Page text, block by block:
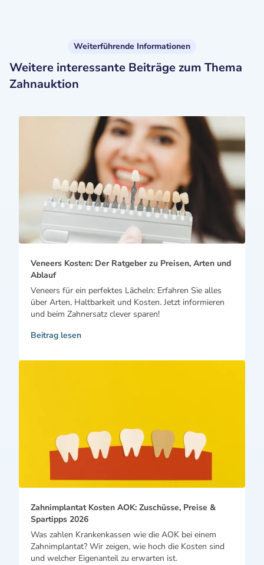
Weiterführende Informationen
Weitere interessante Beiträge zum Thema
Zahnauktion
Veneers Kosten: Der Ratgeber zu Preisen, Arten und
Ablauf
Veneers für ein perfektes Lächeln: Erfahren Sie alles
über Arten, Haltbarkeit und Kosten. Jetzt informieren
und beim Zahnersatz clever sparen!
Beitrag lesen
Zahnimplantat Kosten AOK: Zuschüsse, Preise &
Spartipps 2026
Was zahlen Krankenkassen wie die AOK bei einem
Zahnimplantat? Wir zeigen, wie hoch die Kosten sind
und welcher Eigenanteil zu erwarten ist.